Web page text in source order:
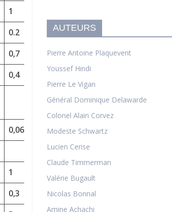
1
0.2
0,7
0,4
0,06
1
0,3
AUTEURS
Pierre Antoine Plaquevent
Youssef Hindi
Pierre Le Vigan
Général Dominique Delawarde
Colonel Alain Corvez
Modeste Schwartz
Lucien Cerise
Claude Timmerman
Valérie Bugault
Nicolas Bonnal
Amine Achachi